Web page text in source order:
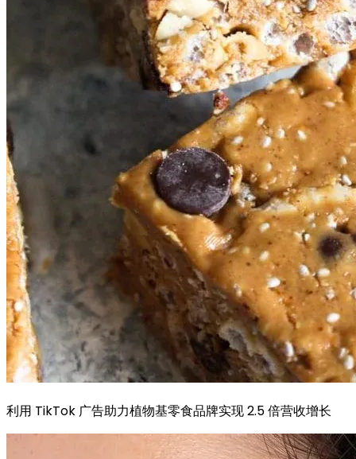
利用 TikTok 广告助力植物基零食品牌实现 2.5 倍营收增长